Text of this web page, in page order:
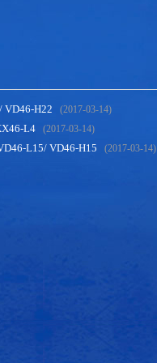
VD46-H22 (2017-03-14)
L4 (2017-03-14)
L15/ VD46-H15 (2017-03-14)